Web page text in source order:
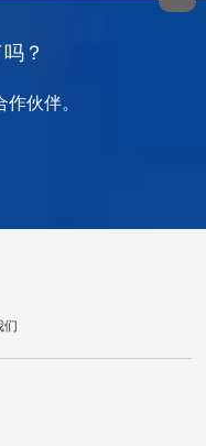
？
伙伴。
们